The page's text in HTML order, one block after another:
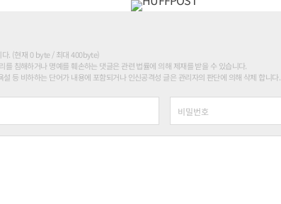
다. (현재 0 byte / 최대 400byte)
를 침해하거나 명예를 훼손하는 댓글은 관련 법률에 의해 제재를 받을 수 있습니다.
설 등 비하하는 단어가 내용에 포함되거나 인신공격성 글은 관리자의 판단에 의해 삭제 합니다.